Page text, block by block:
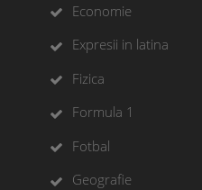
Economie
Expresii in latina
Fizica
Formula 1
Fotbal
Geografie